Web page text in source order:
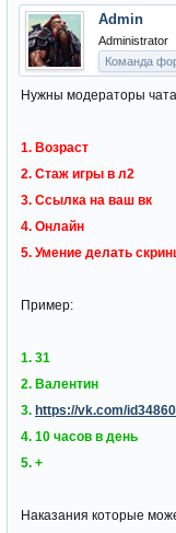
Admin
Administrator
Команда
Нужны модераторы чата
1. Возраст
2. Стаж игры в л2
3. Ссылка на ваш вк
4. Онлайн
5. Умение делать
Пример:
1. 31
2. Валентин
3. https://vk.com/
4. 10 часов в день
5. +
Наказания которые